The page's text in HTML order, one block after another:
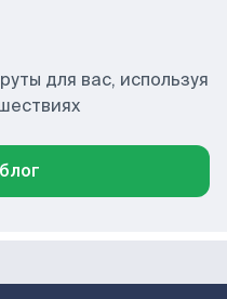
для вас, используя